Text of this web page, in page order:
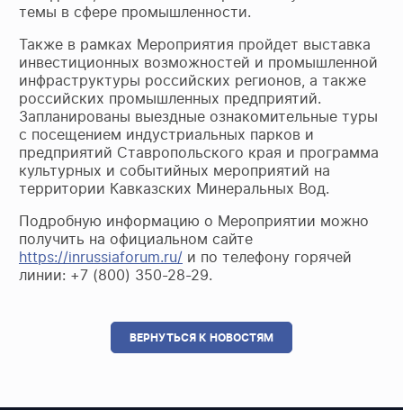
темы в сфере промышленности.
Также в рамках Мероприятия пройдет выставка
инвестиционных возможностей и промышленной
инфраструктуры российских регионов, а также
российских промышленных предприятий.
Запланированы выездные ознакомительные туры
с посещением индустриальных парков и
предприятий Ставропольского края и программа
культурных и событийных мероприятий на
территории Кавказских Минеральных Вод.
Подробную информацию о Мероприятии можно
получить на официальном сайте
https://inrussiaforum.ru/ и по телефону горячей
линии: +7 (800) 350-28-29.
ВЕРНУТЬСЯ К НОВОСТЯМ